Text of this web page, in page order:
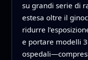
su grandi serie di
estesa oltre il
ridurre
e portare modelli